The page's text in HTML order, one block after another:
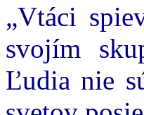
„Vtáci
svojím
Ľudia nie